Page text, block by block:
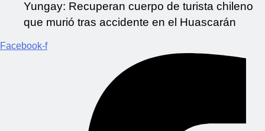
Yungay: Recuperan cuerpo de turista chileno
que murió tras accidente en el Huascarán
Facebook-f